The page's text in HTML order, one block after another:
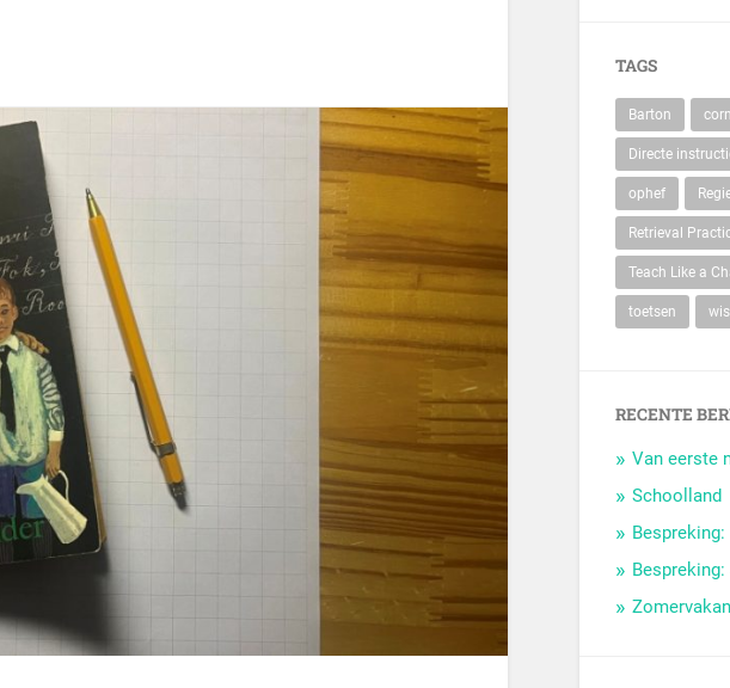
TAGS
Barton
Directe
ophef
Retrieval
Teach Like a
toetsen
RECENTE
Van eerste
Schoolland
Bespreking: